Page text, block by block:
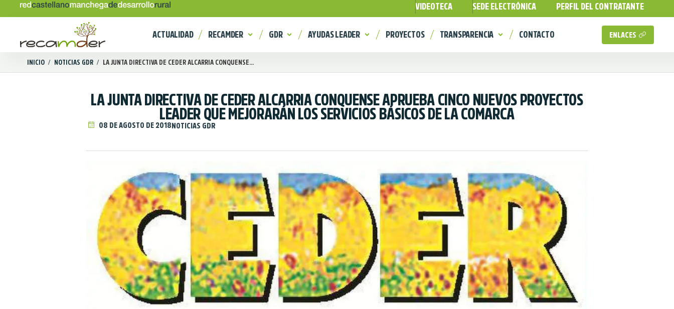
VIDEOTECA SEDE ELECTRÓNICA PERFIL DEL CONTRATANTE
ACTUALIDAD RECAMDER GDR AYUDAS LEADER PROYECTOS TRANSPARENCIA CONTACTO ENLACES
INICIO / NOTICIAS GDR / LA JUNTA DIRECTIVA DE CEDER ALCARRIA CONQUENSE...
LA JUNTA DIRECTIVA DE CEDER ALCARRIA CONQUENSE APRUEBA CINCO NUEVOS PROYECTOS
LEADER QUE MEJORARÁN LOS SERVICIOS BÁSICOS DE LA COMARCA
08 DE AGOSTO DE 2018NOTICIAS GDR